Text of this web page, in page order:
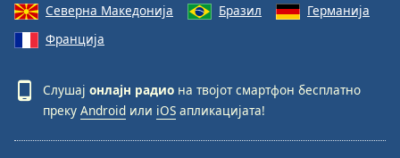
Северна Македонија
Бразил
Германија
Франција
Слушај онлајн радио на твојот смартфон бесплатно
преку Android или iOS апликацијата!